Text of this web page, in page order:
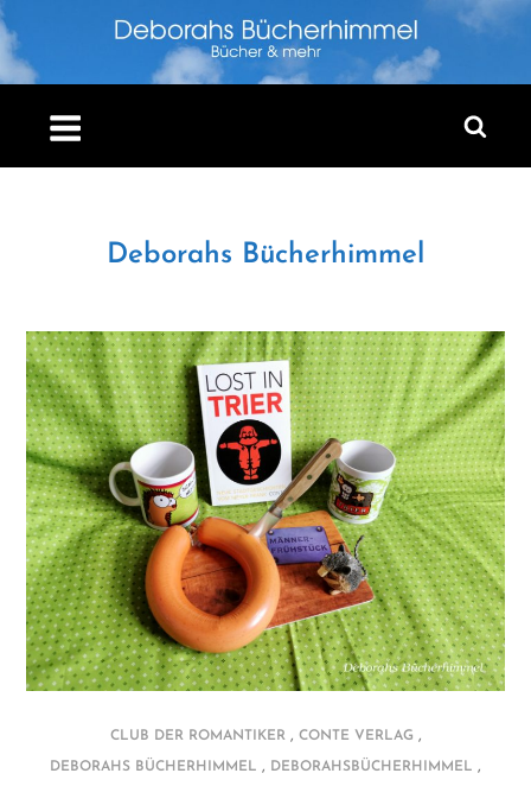
Skip
to
content
Deborahs Bücherhimmel
CLUB DER ROMANTIKER, CONTE VERLAG ,
DEBORAHS BÜCHERHIMMEL , DEBORAHSBÜCHERHIMMEL ,